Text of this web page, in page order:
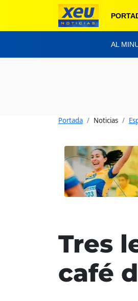
AL
Portada Noticias
Tres
café